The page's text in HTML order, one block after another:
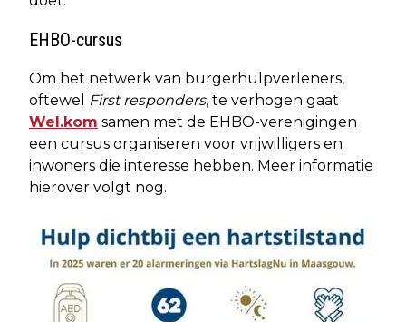
EHBO-cursus
Om het netwerk van burgerhulpverleners,
oftewel
First responders, te verhogen gaat
Wel.kom samen met de EHBO-verenigingen
een cursus organiseren voor vrijwilligers en
inwoners die interesse hebben. Meer informatie
hierover volgt nog.